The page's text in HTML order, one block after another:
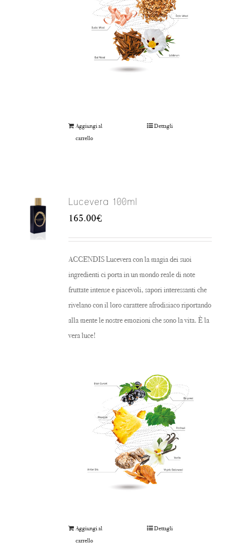
Aggiungi al
carrello
Dettagli
Lucevera 100ml
165.00€
ACCENDIS Lucevera con la magia dei suoi
ingredienti ci porta in un mondo reale di note
fruttate intense e piacevoli, sapori interessanti che
rivelano con il loro carattere afrodisiaco riportando
alla mente le nostre emozioni che sono la vita. È la
vera luce!
Aggiungi al
carrello
Dettagli